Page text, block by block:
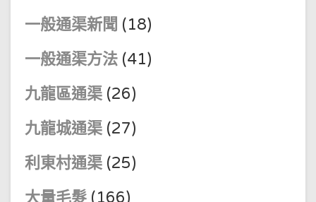
一般通渠新聞 (18)
一般通渠方法 (41)
九龍區通渠 (26)
九龍城通渠 (27)
利東村通渠 (25)
大量毛髮 (166)